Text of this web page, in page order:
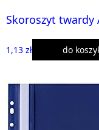
Skoroszyt twardy
1,13 zł do